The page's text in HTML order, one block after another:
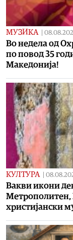
МУЗИКА
Во недела од
по повод 35
Македонија!
КУЛТУРА
Вакви икони
Метрополитен,
христијански